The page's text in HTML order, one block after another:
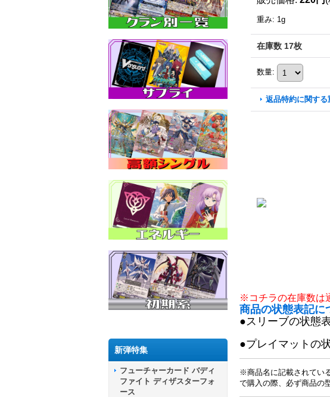
新弾特集
フューチャーカード バディ
ファイト ディザスターフォ
ース
重み: 1g
在庫数 17枚
数量:
返品特約に関する
※コチラの在庫数は
商品の状態表記に
●スリーブの状態
●プレイマットの
※商品名に記載されてい
で購入の際、必ず商品の